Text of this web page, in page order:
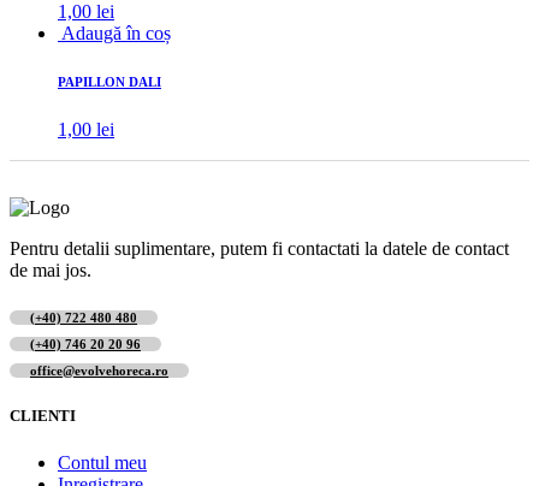
1,00 lei
Adaugă în coș
PAPILLON DALI
1,00 lei
Pentru detalii suplimentare, putem fi contactati la datele de contact
de mai jos.
(+40) 722 480 480
(+40) 746 20 20 96
office@evolvehoreca.ro
CLIENTI
Contul meu